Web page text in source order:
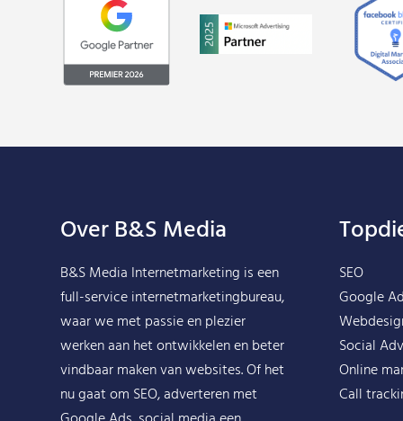
Over B&S Media
B&S Media Internetmarketing is een
full-service internetmarketingbureau,
waar we met passie en plezier
werken aan het ontwikkelen en beter
vindbaar maken van websites. Of het
nu gaat om SEO, adverteren met
SEO
Google
Social
Online
Call